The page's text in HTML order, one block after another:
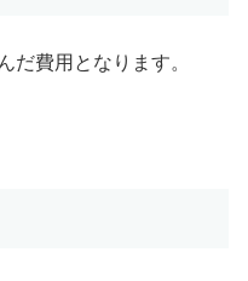
だ費用となります。